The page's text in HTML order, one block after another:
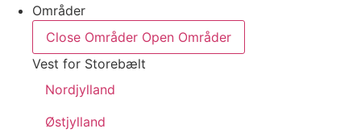
Områder
Close Områder Open Områder
Vest for Storebælt
Nordjylland
Østjylland